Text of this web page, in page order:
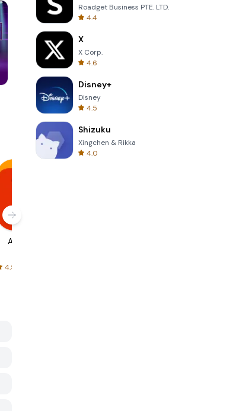
Garden Bloom
AliExpress
4.5
Roadget Business PTE. LTD.
4.4
X
X Corp.
4.6
Disney+
Disney
4.5
Shizuku
Xingchen & Rikka
4.0